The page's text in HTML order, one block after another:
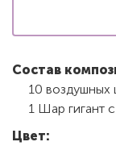
Состав
10 воздушных
1 Шар гигант
Цвет: